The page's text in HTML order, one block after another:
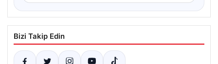
Bizi Takip Edin